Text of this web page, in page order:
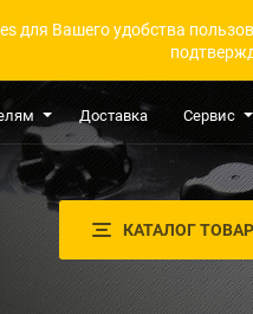
для Вашего удобства
Доставка Сервис
КАТАЛОГ